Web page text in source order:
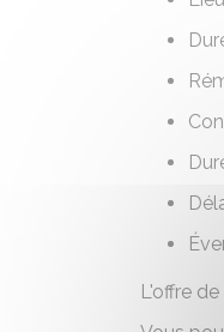
L'offre